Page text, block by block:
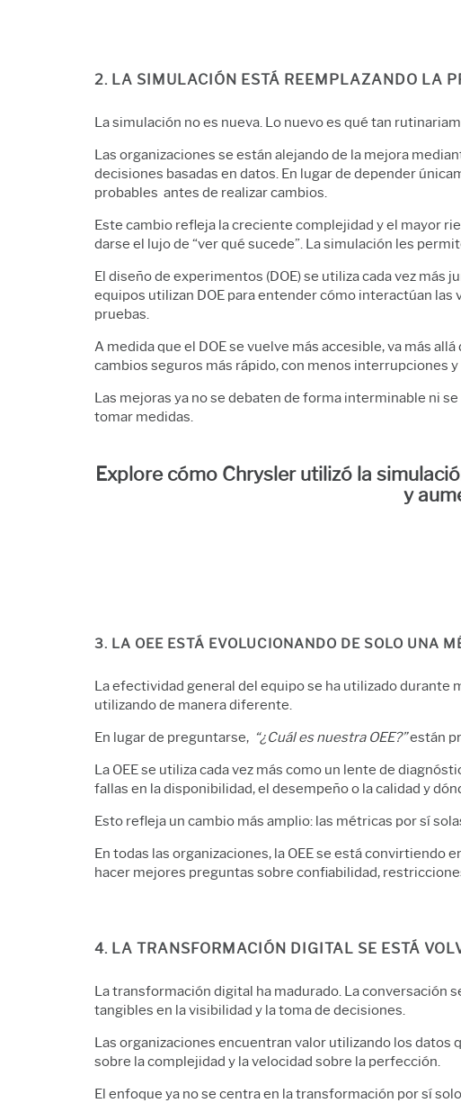
2. LA SIMULACIÓN ESTÁ REEMPLAZANDO LA
La simulación no es nueva. Lo nuevo es qué tan
Las organizaciones se están alejando de la mejora
decisiones basadas en datos. En lugar de depender
probables antes de realizar cambios.
Este cambio refleja la creciente complejidad y el mayor
darse el lujo de “ver qué sucede”. La simulación les
El diseño de experimentos (DOE) se utiliza cada vez más
equipos utilizan DOE para entender cómo interactúan
pruebas.
A medida que el DOE se vuelve más accesible, va más
cambios seguros más rápido, con menos interrupciones
Las mejoras ya no se debaten de forma interminable ni
tomar medidas.
Explore cómo Chrysler utilizó la
y
3. LA OEE ESTÁ EVOLUCIONANDO DE SOLO UNA
La efectividad general del equipo se ha utilizado durante
utilizando de manera diferente.
En lugar de preguntarse, “¿Cuál es nuestra OEE?”están
La OEE se utiliza cada vez más como un lente de
fallas en la disponibilidad, el desempeño o la calidad y
Esto refleja un cambio más amplio: las métricas por sí
En todas las organizaciones, la OEE se está convirtiendo
hacer mejores preguntas sobre confiabilidad,
4. LA TRANSFORMACIÓN DIGITAL SE ESTÁ
La transformación digital ha madurado. La conversación
tangibles en la visibilidad y la toma de decisiones.
Las organizaciones encuentran valor utilizando los datos
sobre la complejidad y la velocidad sobre la perfección.
El enfoque ya no se centra en la transformación por sí